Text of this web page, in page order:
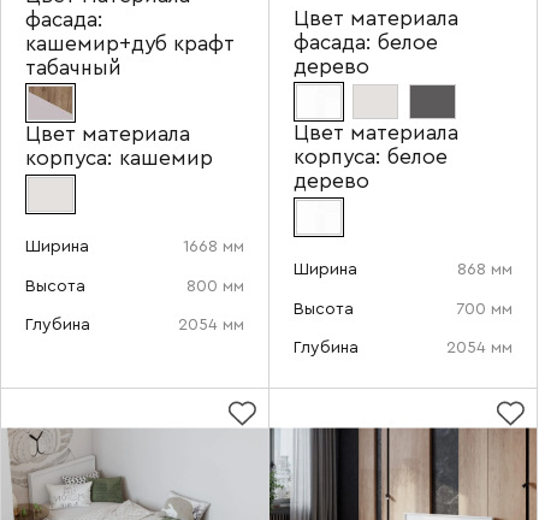
фасада:
кашемир+дуб крафт
табачный
Цвет материала
корпуса: кашемир
Ширина 1668 мм
Высота 800 мм
Глубина 2054 мм
Цвет материала
фасада: белое
дерево
Цвет материала
корпуса: белое
дерево
Ширина 868 мм
Высота 700 мм
Глубина 2054 мм